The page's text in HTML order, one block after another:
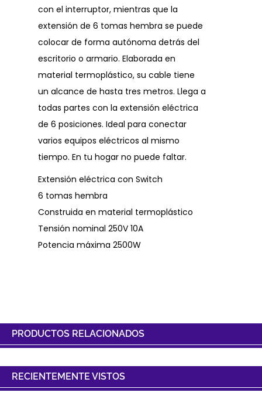
con el interruptor, mientras que la
extensión de 6 tomas hembra se puede
colocar de forma autónoma detrás del
escritorio o armario. Elaborada en
material termoplástico, su cable tiene
un alcance de hasta tres metros. Llega a
todas partes con la extensión eléctrica
de 6 posiciones. Ideal para conectar
varios equipos eléctricos al mismo
tiempo. En tu hogar no puede faltar.
Extensión eléctrica con Switch
6 tomas hembra
Construida en material termoplástico
Tensión nominal 250V 10A
Potencia máxima 2500W
PRODUCTOS RELACIONADOS
RECIENTEMENTE VISTOS